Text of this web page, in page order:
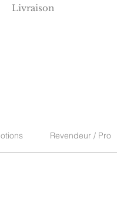
Livraison
Revendeur / Pro